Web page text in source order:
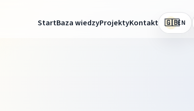
StartBaza wiedzyProjektyKontakt 🇬🇧EN